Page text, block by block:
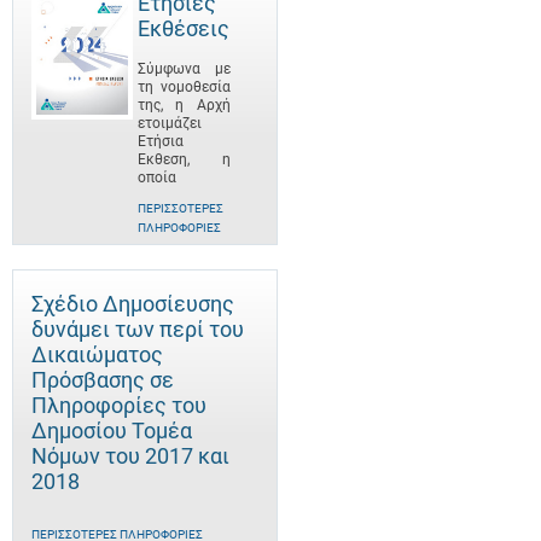
Εκθέσεις
Σύμφωνα με
τη νομοθεσία
της, η Αρχή
ετοιμάζει
Ετήσια
Έκθεση, η
οποία
ΠΕΡΙΣΣΌΤΕΡΕΣ
ΠΛΗΡΟΦΟΡΊΕΣ
Σχέδιο Δημοσίευσης
δυνάμει των περί του
Δικαιώματος
Πρόσβασης σε
Πληροφορίες του
Δημοσίου Τομέα
Νόμων του 2017 και
2018
ΠΕΡΙΣΣΌΤΕΡΕΣ ΠΛΗΡΟΦΟΡΊΕΣ